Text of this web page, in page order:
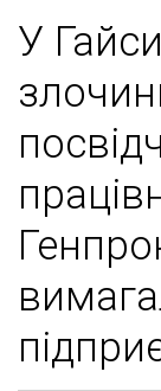
У